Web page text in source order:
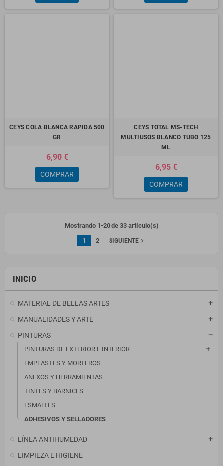
INICIO
MATERIAL DE BELLAS ARTES
MANUALIDADES Y ARTE
PINTURAS
PINTURAS DE EXTERIOR E INTERIOR
EMPLASTES Y MORTEROS
ANEXOS Y HERRAMIENTAS
TINTES Y BARNICES
ESMALTES
ADHESIVOS Y SELLADORES
LÍNEA ANTIHUMEDAD
LIMPIEZA E HIGIENE
CEYS COLA BLANCA RAPIDA 500
GR
6,90 €
COMPRAR
CEYS TOTAL MS-TECH
MULTIUSOS BLANCO TUBO 125
ML
6,95 €
COMPRAR
Mostrando 1-20 de 33 artículo(s)
1 2 SIGUIENTE navigate_next